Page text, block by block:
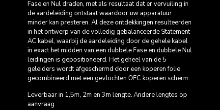
Fase en Nul draden, met als resultaat dat er vervuiling in
de aardeleiding ontstaat waardoor uw apparatuur
minder kan presteren. Al deze ontdekkingen resulteerden
in het ontwerp van de volledig gebalanceerde Statement
AC kabel, waarbij de aardeleiding door de gehele kabel
in exact het midden van een dubbele Fase en dubbele Nul
leidingen is gepositioneerd. Het geheel van de 5
geleiders wordt afgeschermd door een koperen folie
gecombineerd met een gevlochten OFC koperen scherm.
Leverbaar in 1,5m, 2m en 3m lengte. Andere lengtes op
aanvraag